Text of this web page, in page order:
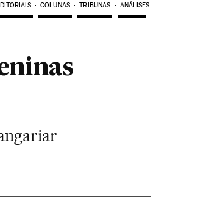
COLUNAS TRIBUNAS ANÁLISES